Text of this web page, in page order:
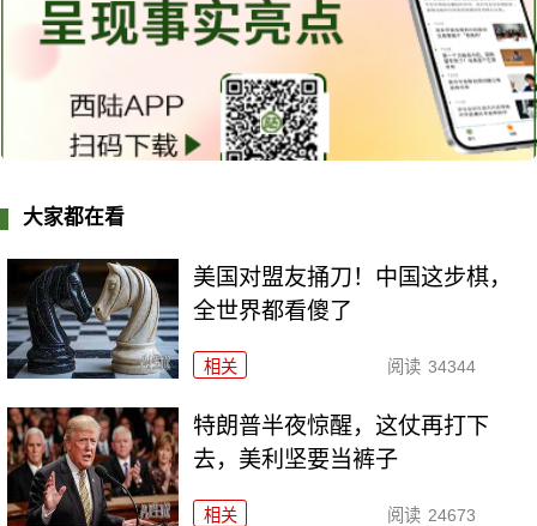
大家都在看
美国对盟友捅刀！中国这步棋，
全世界都看傻了
相关 阅读 34344
特朗普半夜惊醒，这仗再打下
去，美利坚要当裤子
相关 阅读 24673